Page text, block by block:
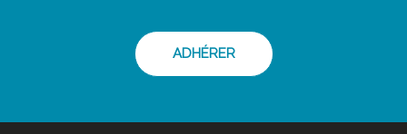
ADHÉRER